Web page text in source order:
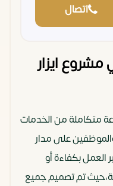
اتصال
ايزار
متكاملة من الخدمات
والموظفين على مدار
العمل بكفاءة أو
تم تصميم جميع